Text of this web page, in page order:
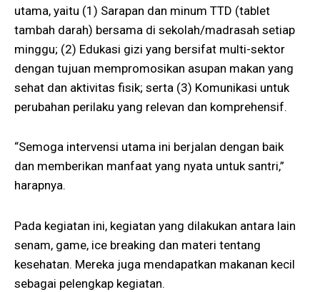
utama, yaitu (1) Sarapan dan minum TTD (tablet
tambah darah) bersama di sekolah/madrasah setiap
minggu; (2) Edukasi gizi yang bersifat multi-sektor
dengan tujuan mempromosikan asupan makan yang
sehat dan aktivitas fisik; serta (3) Komunikasi untuk
perubahan perilaku yang relevan dan komprehensif.
“Semoga intervensi utama ini berjalan dengan baik
dan memberikan manfaat yang nyata untuk santri,”
harapnya.
Pada kegiatan ini, kegiatan yang dilakukan antara lain
senam, game, ice breaking dan materi tentang
kesehatan. Mereka juga mendapatkan makanan kecil
sebagai pelengkap kegiatan.